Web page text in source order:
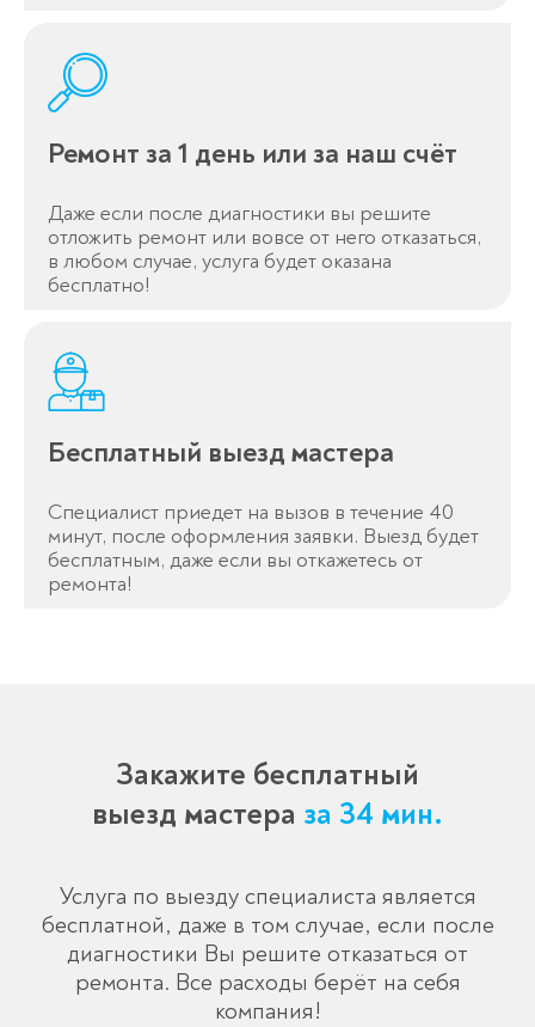
Ремонт за 1 день или за наш счёт
Даже если после диагностики вы решите
отложить ремонт или вовсе от него отказаться,
в любом случае, услуга будет оказана
бесплатно!
Бесплатный выезд мастера
Специалист приедет на вызов в течение 40
минут, после оформления заявки. Выезд будет
бесплатным, даже если вы откажетесь от
ремонта!
Закажите бесплатный
выезд мастера за 34 мин.
Услуга по выезду специалиста является
бесплатной, даже в том случае, если после
диагностики Вы решите отказаться от
ремонта. Все расходы берёт на себя
компания!
Оставьте заявку
Спасибо!
Менеджер свяжется с вами в